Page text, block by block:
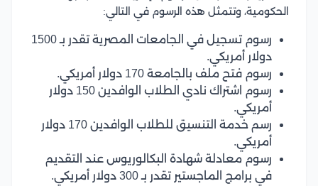
الحكومية، وتتمثل هذه الرسوم في التالي:
رسوم تسجيل في الجامعات المصرية تقدر بـ 1500
دولار أمريكي.
رسوم فتح ملف بالجامعة 170 دولار أمريكي.
رسوم اشتراك نادي الطلاب الوافدين 150 دولار
أمريكي.
رسم خدمة التنسيق للطلاب الوافدين 170 دولار
أمريكي.
رسوم معادلة شهادة البكالوريوس عند التقديم
في برامج الماجستير تقدر بـ 300 دولار أمريكي.